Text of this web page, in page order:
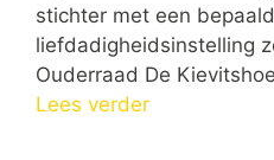
stichter met een
liefdadigheidsinstelling
Ouderraad De
Lees verder